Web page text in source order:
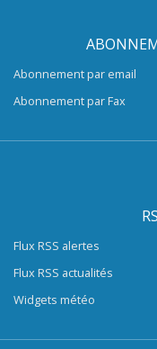
Abonnement par email
Abonnement par Fax
Flux RSS alertes
Flux RSS actualités
Widgets météo